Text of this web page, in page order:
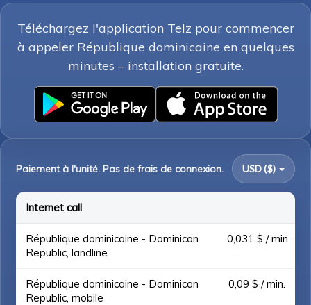
Téléchargez l'application Telz pour commencer
à appeler République dominicaine en quelques
minutes – installation gratuite.
Paiement à l'unité. Pas de frais de connexion. USD ($)
Internet call
République dominicaine - Dominican
Republic, landline
0,031 $ / min.
République dominicaine - Dominican
Republic, mobile
0,09 $ / min.